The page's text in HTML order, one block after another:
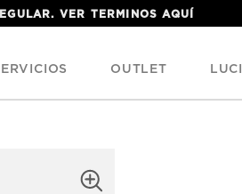
VER TERMINOSAQUÍ
OUTLET